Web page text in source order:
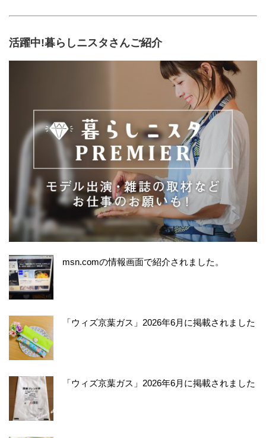
活躍中!暮らしニスタさんご紹介
msn.comの情報画面で紹介されました。
「ウィズ京葉ガス」2026年6月に掲載されました
「ウィズ京葉ガス」2026年6月に掲載されました